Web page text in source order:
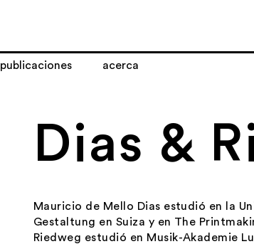
publicaciones acerca
Dias &
Mauricio de Mello Dias estudió en la
Gestaltung en Suiza y en The
Riedweg estudió en Musik-Akademie